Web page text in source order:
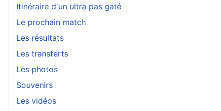
Itinéraire d'un ultra pas gaté
Le prochain match
Les résultats
Les transferts
Les photos
Souvenirs
Les vidéos